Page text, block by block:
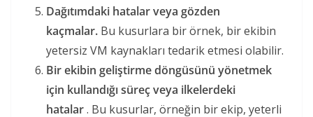
Dağıtımdaki hatalar veya gözden
kaçmalar. Bu kusurlara bir örnek, bir ekibin
yetersiz VM kaynakları tedarik etmesi olabilir.
Bir ekibin geliştirme döngüsünü yönetmek
için kullandığı süreç veya ilkelerdeki
hatalar. Bu kusurlar, örneğin bir ekip, yeterli